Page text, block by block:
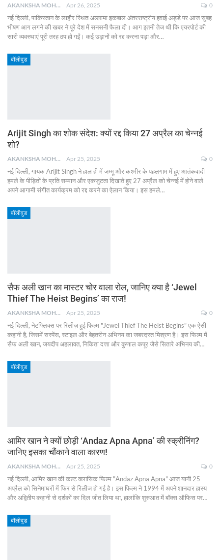
AKANKSHA MOHAN Apr 26, 2025 0
नई दिल्ली, पाकिस्तान के लाहौर स्थित अल्लामा इकबाल अंतरराष्ट्रीय हवाई अड्डे पर आज सुबह
भीषण आग लगने की खबर ने पूरे देश में सनसनी फैला दी। आग इतनी तेज थी कि एयरपोर्ट की
सारी व्यवस्थाएं पूरी तरह ठप हो गईं। कई उड़ानों को रद्द करना पड़ा और…
बॉलीवुड
Arijit Singh का शोक संदेश: क्यों रद्द किया 27 अप्रैल का चेन्नई
शो?
AKANKSHA MOHAN Apr 25, 2025 0
नई दिल्ली, गायक Arijit Singh ने हाल ही में जम्मू और कश्मीर के पहलगाम में हुए आतंकवादी
हमले के पीड़ितों के प्रति सम्मान और एकजुटता दिखाते हुए 27 अप्रैल को चेन्नई में होने वाले
अपने आगामी संगीत कार्यक्रम को रद्द करने का ऐलान किया। इस हमले…
बॉलीवुड
सैफ अली खान का मास्टर चोर वाला रोल, जानिए क्या है ‘Jewel
Thief The Heist Begins’ का राज!
AKANKSHA MOHAN Apr 25, 2025 0
नई दिल्ली, नेटफ्लिक्स पर रिलीज़ हुई फिल्म "Jewel Thief The Heist Begins" एक ऐसी
कहानी है, जिसमें सस्पेंस, स्टाइल और बेहतरीन अभिनय का जबरदस्त मिश्रण है। इस फिल्म में
सैफ अली खान, जयदीप अहलावत, निकिता दत्ता और कुणाल कपूर जैसे सितारे अभिनय की…
बॉलीवुड
आमिर खान ने क्यों छोड़ी ‘Andaz Apna Apna’ की स्क्रीनिंग?
जानिए इसका चौंकाने वाला कारण!
AKANKSHA MOHAN Apr 25, 2025 0
नई दिल्ली, आमिर खान की कल्ट क्लासिक फिल्म "Andaz Apna Apna" आज यानी 25
अप्रैल को सिनेमाघरों में फिर से रिलीज हो गई है। इस फिल्म ने 1994 में अपने शानदार हास्य
और अद्वितीय कहानी से दर्शकों का दिल जीत लिया था, हालांकि शुरुआत में बॉक्स ऑफिस पर…
बॉलीवुड